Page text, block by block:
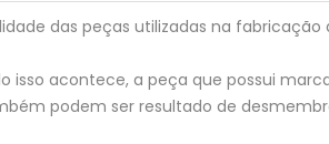
das peças utilizadas na fabricação
acontece, a peça que possui
podem ser resultado de